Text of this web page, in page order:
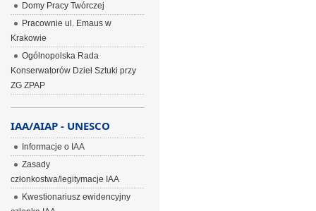
Domy Pracy Twórczej
Pracownie ul. Emaus w
Krakowie
Ogólnopolska Rada
Konserwatorów Dzieł Sztuki przy
ZG ZPAP
IAA/AIAP - UNESCO
Informacje o IAA
Zasady
członkostwa/legitymacje IAA
Kwestionariusz ewidencyjny